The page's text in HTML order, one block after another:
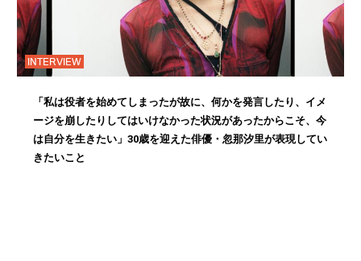
INTERVIEW
「私は役者を始めてしまったが故に、何かを発言したり、イメ
ージを崩したりしてはいけなかった状況があったからこそ、今
は自分を生きたい」30歳を迎えた俳優・忽那汐里が表現してい
きたいこと